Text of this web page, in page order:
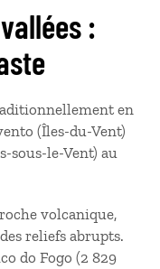
en
(Îles-du-Vent)
sous-le-Vent) au
volcanique,
reliefs abrupts.
do Fogo (2 829